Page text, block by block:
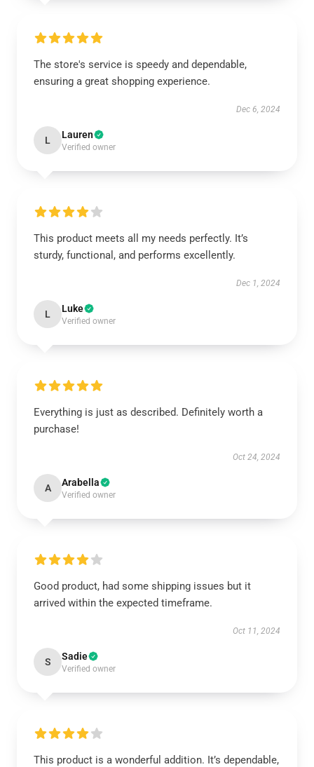
The store's service is speedy and dependable,
ensuring a great shopping experience.
Dec 6, 2024
L Lauren
Verified owner
This product meets all my needs perfectly. It’s
sturdy, functional, and performs excellently.
Dec 1, 2024
L Luke
Verified owner
Everything is just as described. Definitely worth a
purchase!
Oct 24, 2024
A Arabella
Verified owner
Good product, had some shipping issues but it
arrived within the expected timeframe.
Oct 11, 2024
S Sadie
Verified owner
This product is a wonderful addition. It’s dependable,